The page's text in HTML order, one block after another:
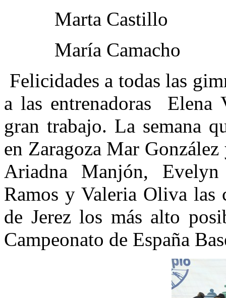
Marta Castillo
María Camacho
Felicidades a todas las
a las entrenadoras Elena
gran trabajo. La semana
en Zaragoza Mar
Ariadna Manjón,
Ramos y Valeria Oliva las
de Jerez los más alto
Campeonato de España